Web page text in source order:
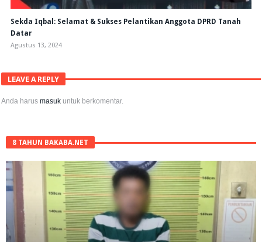
Sekda Iqbal: Selamat & Sukses Pelantikan Anggota DPRD Tanah
Datar
Agustus 13, 2024
LEAVE A REPLY
Anda harusmasuk untuk berkomentar.
8 TAHUN BAKABA.NET